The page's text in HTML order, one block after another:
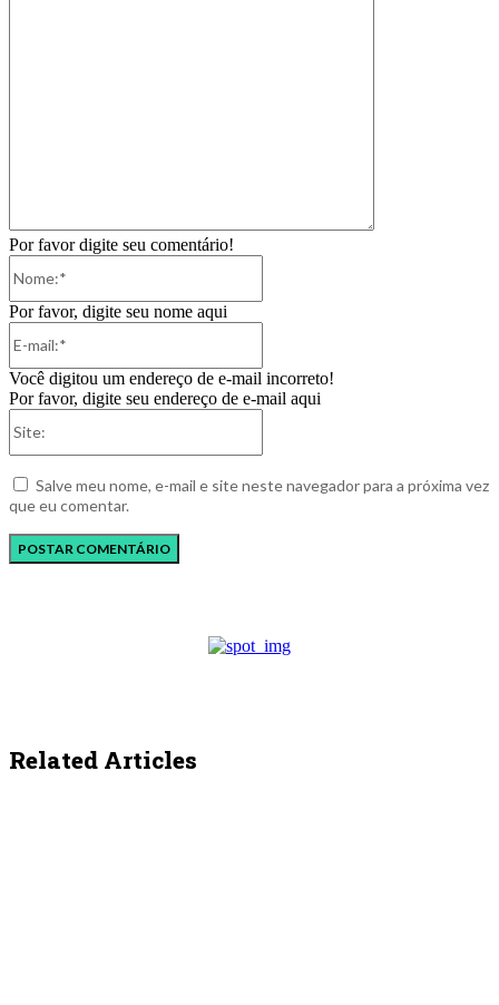
Por favor digite seu comentário!
Por favor, digite seu nome aqui
Você digitou um endereço de e-mail incorreto!
Por favor, digite seu endereço de e-mail aqui
Salve meu nome, e-mail e site neste navegador para a próxima vez
que eu comentar.
Related Articles